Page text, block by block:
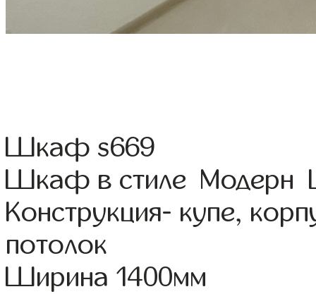
Шкаф s669
Шкаф в стиле Модерн
Конструкция- купе,
потолок
Ширина 1400мм